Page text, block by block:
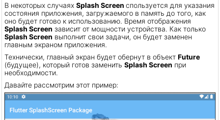
В некоторых случаях Splash Screen спользуется для указания
состояния приложения, загружаемого в память до того, как
оно будет готово к использованию. Время отображения
Splash Screen зависит от мощности устройства. Как только
Splash Screen выполнит свои задачи, он будет заменен
главным экраном приложения.
Технически, главный экран будет обернут в объект Future
(будущее), который готов заменить Splash Screen при
необходимости.
Давайте рассмотрим этот пример: